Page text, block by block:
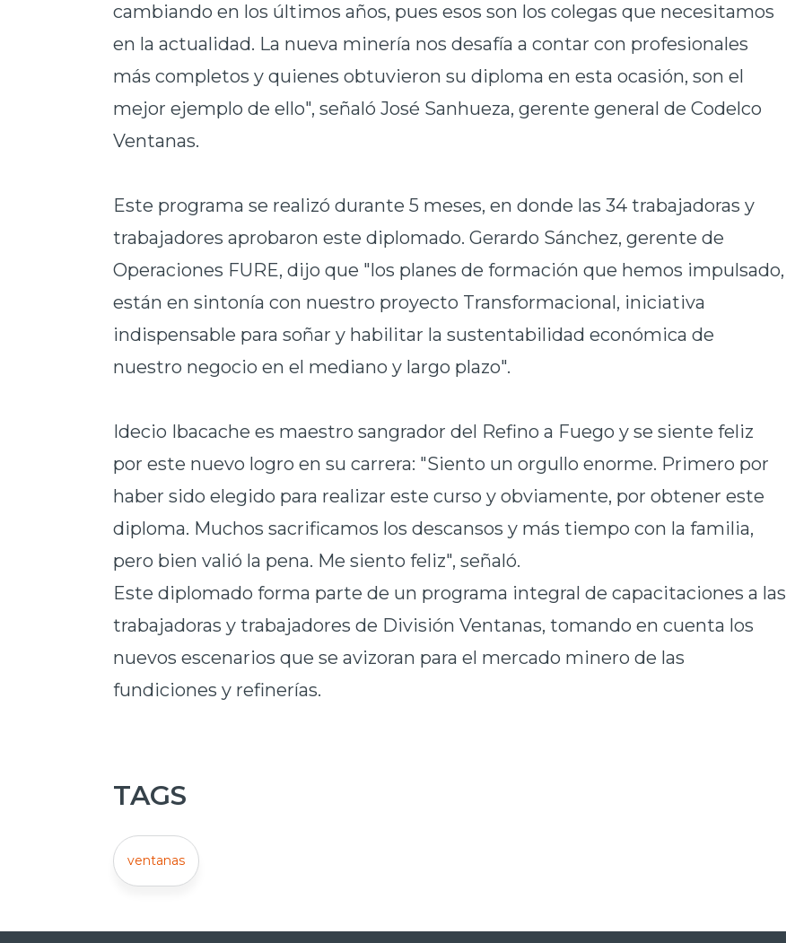
cambiando en los últimos años, pues esos son los colegas que necesitamos
en la actualidad. La nueva minería nos desafía a contar con profesionales
más completos y quienes obtuvieron su diploma en esta ocasión, son el
mejor ejemplo de ello", señaló José Sanhueza, gerente general de Codelco
Ventanas.
Este programa se realizó durante 5 meses, en donde las 34 trabajadoras y
trabajadores aprobaron este diplomado. Gerardo Sánchez, gerente de
Operaciones FURE, dijo que "los planes de formación que hemos impulsado,
están en sintonía con nuestro proyecto Transformacional, iniciativa
indispensable para soñar y habilitar la sustentabilidad económica de
nuestro negocio en el mediano y largo plazo".
Idecio Ibacache es maestro sangrador del Refino a Fuego y se siente feliz
por este nuevo logro en su carrera: "Siento un orgullo enorme. Primero por
haber sido elegido para realizar este curso y obviamente, por obtener este
diploma. Muchos sacrificamos los descansos y más tiempo con la familia,
pero bien valió la pena. Me siento feliz", señaló.
Este diplomado forma parte de un programa integral de capacitaciones a las
trabajadoras y trabajadores de División Ventanas, tomando en cuenta los
nuevos escenarios que se avizoran para el mercado minero de las
fundiciones y refinerías.
TAGS
ventanas